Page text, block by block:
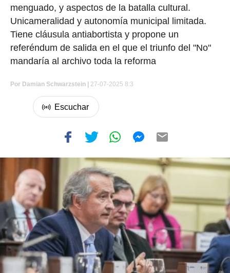
menguado, y aspectos de la batalla cultural.
Unicameralidad y autonomía municipal limitada.
Tiene cláusula antiabortista y propone un
referéndum de salida en el que el triunfo del "No"
mandaría al archivo toda la reforma
Por Damian Schwarzstein 27-07-2025 8:3